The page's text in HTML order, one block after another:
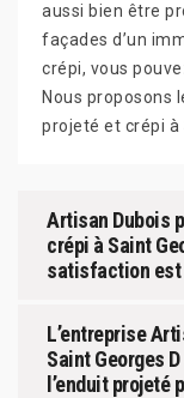
aussi bien être
façades d’un
crépi, vous
Nous proposons
projeté et crépi à
Artisan Dubois
crépi à Saint
satisfaction
L’entreprise
Saint Georges
l’enduit projeté